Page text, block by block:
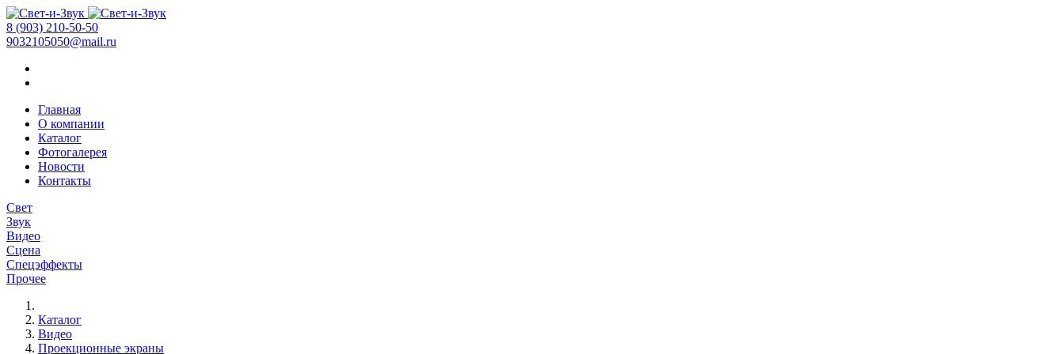
8 (903) 210-50-50
9032105050@mail.ru
Главная
О компании
Каталог
Фотогалерея
Новости
Контакты
Свет
Звук
Видео
Сцена
Спецэффекты
Прочее
Каталог
Видео
Проекционные экраны